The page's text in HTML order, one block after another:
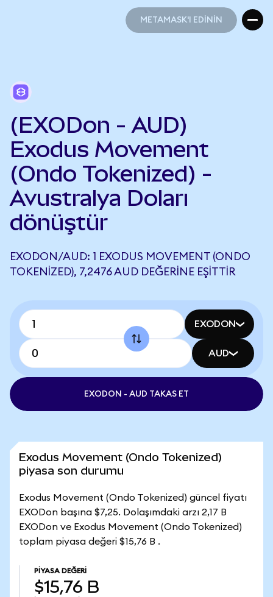
METAMASK'I EDİNİN
(EXODon - AUD)
Exodus Movement
(Ondo Tokenized) -
Avustralya Doları
dönüştür
EXODON/AUD: 1 EXODUS MOVEMENT (ONDO
TOKENIZED), 7,2476 AUD DEĞERINE EŞITTIR
EXODON
AUD
EXODON - AUD TAKAS ET
Exodus Movement (Ondo Tokenized)
piyasa son durumu
Exodus Movement (Ondo Tokenized) güncel fiyatı
EXODon başına $7,25. Dolaşımdaki arzı 2,17 B
EXODon ve Exodus Movement (Ondo Tokenized)
toplam piyasa değeri $15,76 B .
PIYASA DEĞERI
$15,76 B